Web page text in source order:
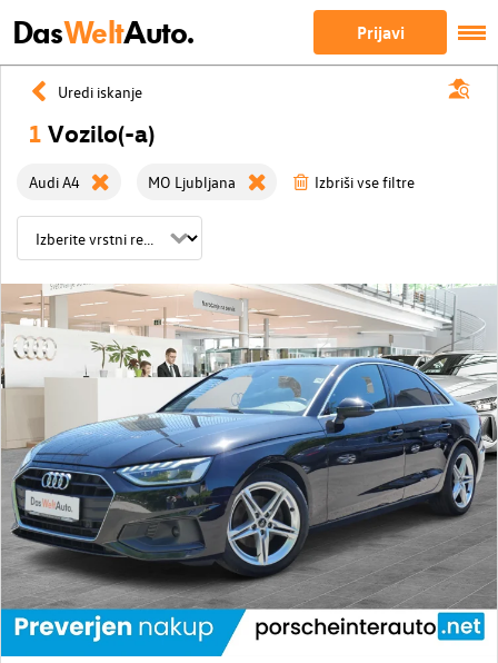
DasWeltAuto. Prijavi
Uredi iskanje
1 Vozilo(-a)
Audi A4 MO Ljubljana Izbriši vse filtre